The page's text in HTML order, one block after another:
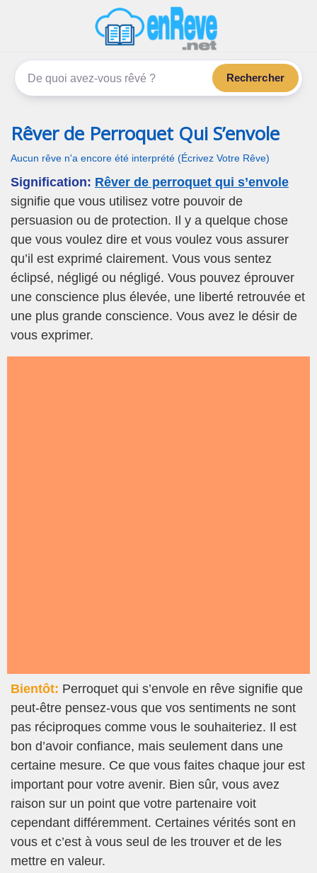
enReve.net
Les rêves, c'est plus que ça
Rechercher
Rêver de Perroquet Qui S’envole
Aucun rêve n'a encore été interprété (Écrivez Votre Rêve)
Signification: Rêver de perroquet qui s’envole
signifie que vous utilisez votre pouvoir de
persuasion ou de protection. Il y a quelque chose
que vous voulez dire et vous voulez vous assurer
qu’il est exprimé clairement. Vous vous sentez
éclipsé, négligé ou négligé. Vous pouvez éprouver
une conscience plus élevée, une liberté retrouvée et
une plus grande conscience. Vous avez le désir de
vous exprimer.
Bientôt: Perroquet qui s’envole en rêve signifie que
peut-être pensez-vous que vos sentiments ne sont
pas réciproques comme vous le souhaiteriez. Il est
bon d’avoir confiance, mais seulement dans une
certaine mesure. Ce que vous faites chaque jour est
important pour votre avenir. Bien sûr, vous avez
raison sur un point que votre partenaire voit
cependant différemment. Certaines vérités sont en
vous et c’est à vous seul de les trouver et de les
mettre en valeur.